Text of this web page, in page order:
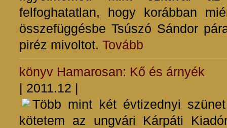
felfoghatatlan, hogy korábban
összefüggésbe Tsúszó Sándor
piréz mivoltot. Tovább
könyv Hamarosan: Kő és árnyék
| 2011.12 |
Több mint két évtizednyi
kötetem az ungvári Kárpáti